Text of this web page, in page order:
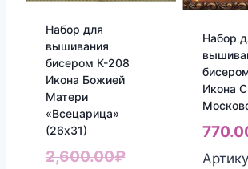
Набор для
вышивания
бисером К-208
Икона Божией
Матери
«Всецарица»
(26х31)
2,600.00₽
Набор
Икона